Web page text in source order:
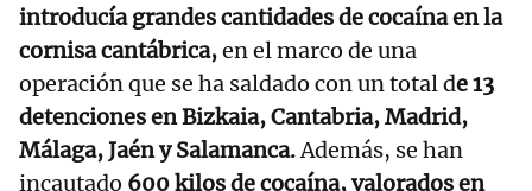
introducía grandes cantidades de cocaína en la
cornisa cantábrica,en el marco de una
operación que se ha saldado con un total de 13
detenciones en Bizkaia, Cantabria, Madrid,
Málaga, Jaén y Salamanca.Además, se han
incautado 600 kilos de cocaína, valorados en